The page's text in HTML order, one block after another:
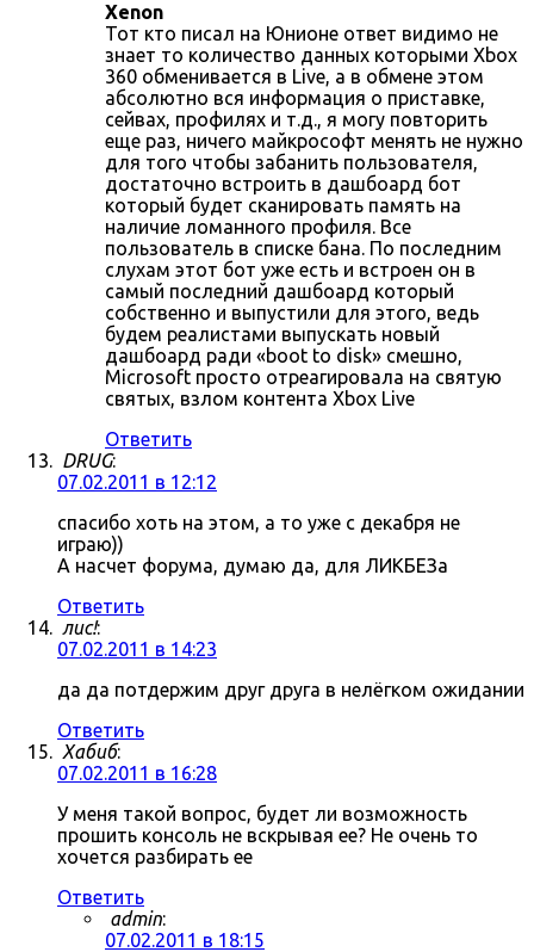
Xenon
Тот кто писал на Юнионе ответ видимо не
знает то количество данных которыми Xbox
360 обменивается в Live, а в обмене этом
абсолютно вся информация о приставке,
сейвах, профилях и т.д., я могу повторить
еще раз, ничего майкрософт менять не нужно
для того чтобы забанить пользователя,
достаточно встроить в дашбоард бот
который будет сканировать память на
наличие ломанного профиля. Все
пользователь в списке бана. По последним
слухам этот бот уже есть и встроен он в
самый последний дашбоард который
собственно и выпустили для этого, ведь
будем реалистами выпускать новый
дашбоард ради «boot to disk» смешно,
Microsoft просто отреагировала на святую
святых, взлом контента Xbox Live
Ответить
DRUG:
07.02.2011 в 12:12
спасибо хоть на этом, а то уже с декабря не
играю))
А насчет форума, думаю да, для ЛИКБЕЗа
Ответить
лис!:
07.02.2011 в 14:23
да да потдержим друг друга в нелёгком ожидании
Ответить
Хабиб:
07.02.2011 в 16:28
У меня такой вопрос, будет ли возможность
прошить консоль не вскрывая ее? Не очень то
хочется разбирать ее
Ответить
admin:
07.02.2011 в 18:15